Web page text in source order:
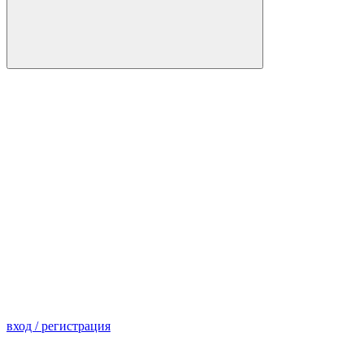
вход / регистрация